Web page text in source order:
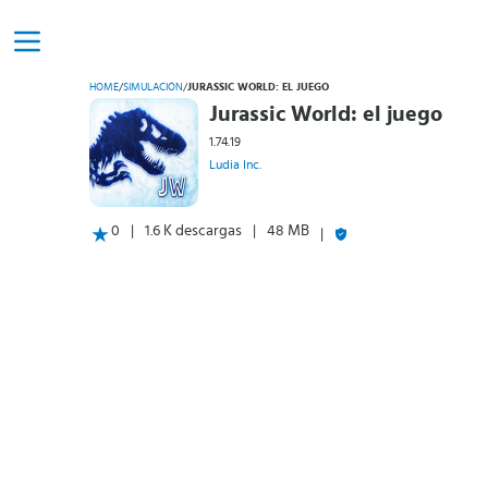
HOME/SIMULACIÓN/JURASSIC WORLD: EL JUEGO
Jurassic World: el juego
1.74.19
Ludia Inc.
0 1.6 K descargas 48 MB